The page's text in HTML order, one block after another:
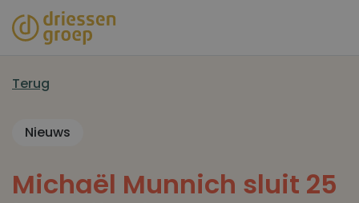
Overslaan
en
inhoud
Terug
Nieuws
Michaël Munnich sluit 25